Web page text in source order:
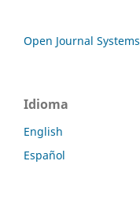
Open Journal Systems
Idioma
English
Español